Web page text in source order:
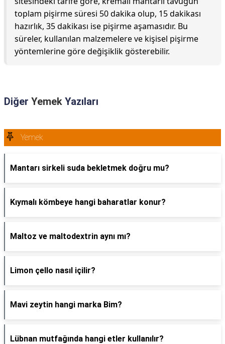
toplam pişirme süresi 50 dakika olup, 15 dakikası
hazırlık, 35 dakikası ise pişirme aşamasıdır. Bu
süreler, kullanılan malzemelere ve kişisel pişirme
yöntemlerine göre değişiklik gösterebilir.
Diğer Yemek Yazıları
Yemek
Mantarı sirkeli suda bekletmek doğru mu?
Kıymalı kömbeye hangi baharatlar konur?
Maltoz ve maltodextrin aynı mı?
Limon çello nasıl içilir?
Mavi zeytin hangi marka Bim?
Lübnan mutfağında hangi etler kullanılır?